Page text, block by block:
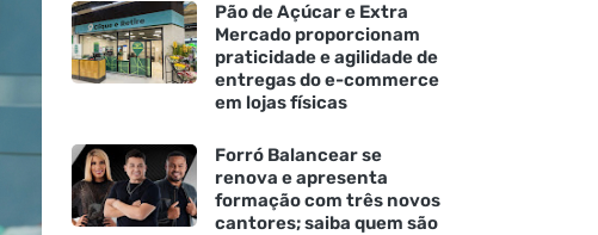
Pão de Açúcar e Extra
Mercado proporcionam
praticidade e agilidade de
entregas do e-commerce
em lojas físicas
Forró Balancear se
renova e apresenta
formação com três novos
cantores; saiba quem são